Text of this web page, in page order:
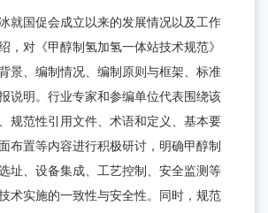
与
资
质
询
热
线
售
后
服
务
常
就国促会成立以来的发展情况以及工作
，对《甲醇制氢加氢一体站技术规范》
景、编制情况、编制原则与框架、标准
说明。行业专家和参编单位代表围绕该
规范性引用文件、术语和定义、基本要
布置等内容进行积极研讨，明确甲醇制
址、设备集成、工艺控制、安全监测等
术实施的一致性与安全性。同时，规范